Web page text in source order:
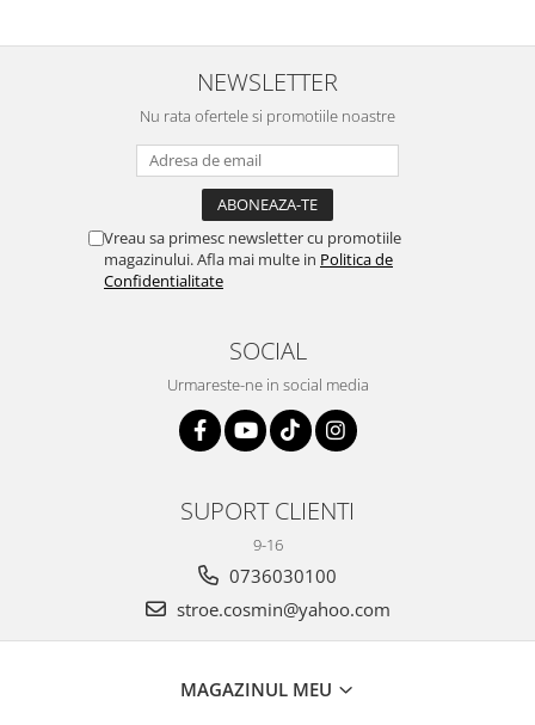
NEWSLETTER
Nu rata ofertele si promotiile noastre
Vreau sa primesc newsletter cu promotiile
magazinului. Afla mai multe in Politica de
Confidentialitate
SOCIAL
Urmareste-ne in social media
SUPORT CLIENTI
9-16
0736030100
stroe.cosmin@yahoo.com
MAGAZINUL MEU